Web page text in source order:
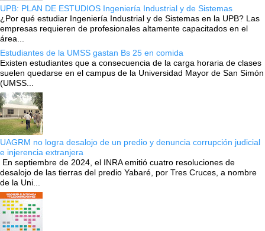
UPB: PLAN DE ESTUDIOS Ingeniería Industrial y de Sistemas
¿Por qué estudiar Ingeniería Industrial y de Sistemas en la UPB? Las
empresas requieren de profesionales altamente capacitados en el
área...
Estudiantes de la UMSS gastan Bs 25 en comida
Existen estudiantes que a consecuencia de la carga horaria de clases
suelen quedarse en el campus de la Universidad Mayor de San Simón
(UMSS...
UAGRM no logra desalojo de un predio y denuncia corrupción judicial
e injerencia extranjera
En septiembre de 2024, el INRA emitió cuatro resoluciones de
desalojo de las tierras del predio Yabaré, por Tres Cruces, a nombre
de la Uni...